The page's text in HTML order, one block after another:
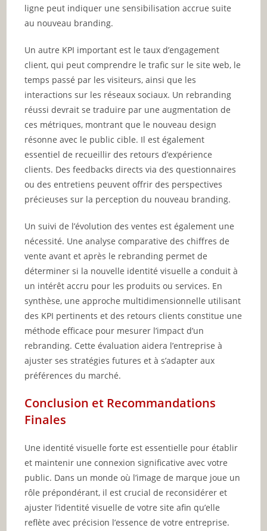
ligne peut indiquer une sensibilisation accrue suite
au nouveau branding.
Un autre KPI important est le taux d’engagement
client, qui peut comprendre le trafic sur le site web, le
temps passé par les visiteurs, ainsi que les
interactions sur les réseaux sociaux. Un rebranding
réussi devrait se traduire par une augmentation de
ces métriques, montrant que le nouveau design
résonne avec le public cible. Il est également
essentiel de recueillir des retours d’expérience
clients. Des feedbacks directs via des questionnaires
ou des entretiens peuvent offrir des perspectives
précieuses sur la perception du nouveau branding.
Un suivi de l’évolution des ventes est également une
nécessité. Une analyse comparative des chiffres de
vente avant et après le rebranding permet de
déterminer si la nouvelle identité visuelle a conduit à
un intérêt accru pour les produits ou services. En
synthèse, une approche multidimensionnelle utilisant
des KPI pertinents et des retours clients constitue une
méthode efficace pour mesurer l’impact d’un
rebranding. Cette évaluation aidera l’entreprise à
ajuster ses stratégies futures et à s’adapter aux
préférences du marché.
Conclusion et Recommandations
Finales
Une identité visuelle forte est essentielle pour établir
et maintenir une connexion significative avec votre
public. Dans un monde où l’image de marque joue un
rôle prépondérant, il est crucial de reconsidérer et
ajuster l’identité visuelle de votre site afin qu’elle
reflète avec précision l’essence de votre entreprise.